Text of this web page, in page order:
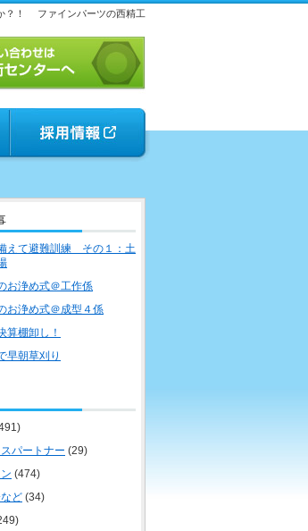
！ ファインパーツの西精工
えて避難訓練 その１：土
お浄め式＠工作係
お浄め式＠成型４係
算棚卸し！
早朝草刈り
パートナー (29)
(474)
ど (34)